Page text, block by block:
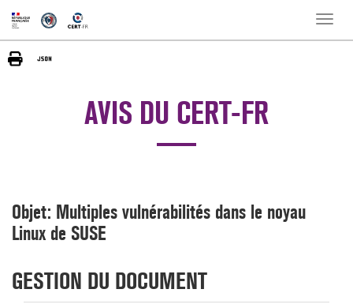
Toggle
AVIS DU CERT-FR
Objet: Multiples vulnérabilités dans le noyau
Linux de SUSE
GESTION DU DOCUMENT